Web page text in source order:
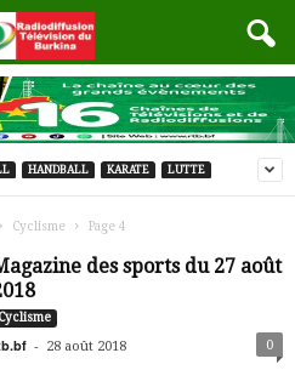
HANDBALL KARATE LUTTE
Cyclisme Page 4
des sports du 27 août
Cyclisme
- 28 août 2018 0